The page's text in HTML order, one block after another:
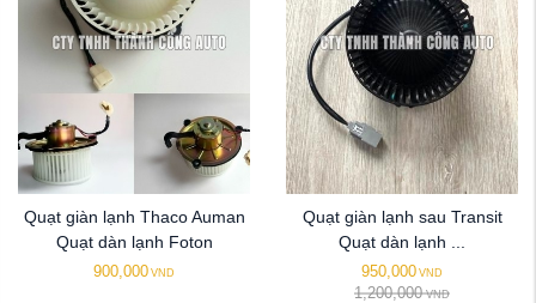
Quạt giàn lạnh Thaco Auman
Quạt dàn lạnh Foton
900,000 VND
Quạt giàn lạnh sau Transit
Quạt dàn lạnh ...
950,000 VND
1,200,000 VND